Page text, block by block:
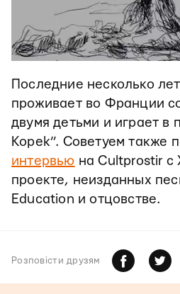
Последние несколько
проживает во Франции
двумя детьми и играет в
Kopek”. Советуем также
интервью на Cultprostir с
проекте, неизданных
Education и отцовстве.
Розповiсти друзям